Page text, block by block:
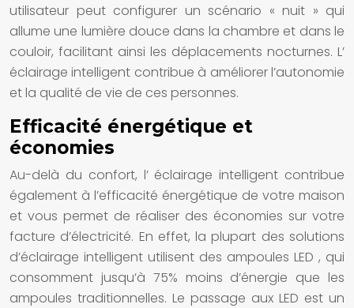
utilisateur peut configurer un scénario « nuit » qui
allume une lumière douce dans la chambre et dans le
couloir, facilitant ainsi les déplacements nocturnes. L’
éclairage intelligent contribue à améliorer l’autonomie
et la qualité de vie de ces personnes.
Efficacité énergétique et
économies
Au-delà du confort, l’ éclairage intelligent contribue
également à l’efficacité énergétique de votre maison
et vous permet de réaliser des économies sur votre
facture d’électricité. En effet, la plupart des solutions
d’éclairage intelligent utilisent des ampoules LED , qui
consomment jusqu’à 75% moins d’énergie que les
ampoules traditionnelles. Le passage aux LED est un